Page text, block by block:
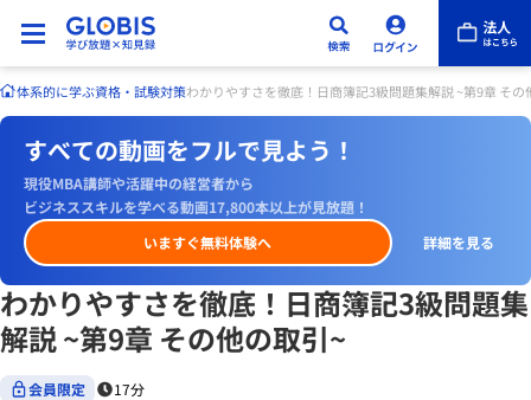
体系的に学ぶ資格・試験対策わかりやすさを徹底！日商簿記3級問題集解説 ~第9章 その
すべての動画をフルで見よう！
現役MBA講師や活躍中の経営者から
ビジネススキルを学べる動画17,800本以上が見放題！
いますぐ無料体験へ
詳細を見る
わかりやすさを徹底！日商簿記3級問題集
解説 ~第9章 その他の取引~
会員限定 17分